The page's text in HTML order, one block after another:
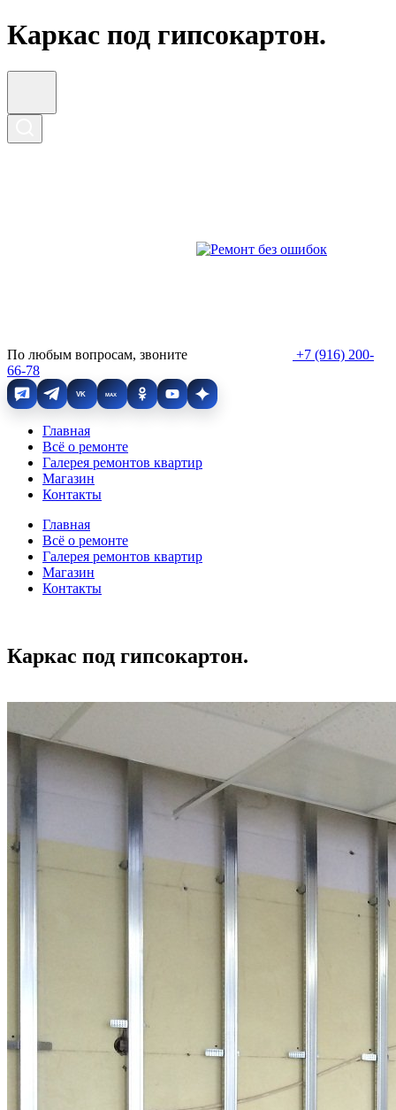
Каркас под гипсокартон.
По любым вопросам, звоните
+7 (916) 200-
66-78
VK MAX
Главная
Всё о ремонте
Галерея ремонтов квартир
Магазин
Контакты
Главная
Всё о ремонте
Галерея ремонтов квартир
Магазин
Контакты
Каркас под гипсокартон.